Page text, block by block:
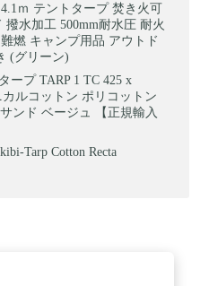
ｍ テントタープ 焚き火可
水加工 500mm耐水圧 耐火
燃 キャンプ用品 アウトド
(グリーン)
ープ TARP 1 TC 425 x
ルコットン ポリコットン
ンド ベージュ 【正規輸入
Tarp Cotton Recta